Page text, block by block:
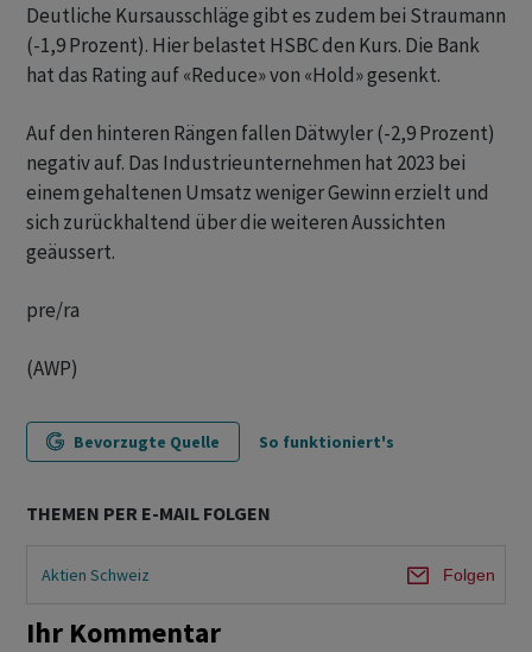
Deutliche Kursausschläge gibt es zudem bei Straumann
(-1,9 Prozent). Hier belastet HSBC den Kurs. Die Bank
hat das Rating auf «Reduce» von «Hold» gesenkt.
Auf den hinteren Rängen fallen Dätwyler (-2,9 Prozent)
negativ auf. Das Industrieunternehmen hat 2023 bei
einem gehaltenen Umsatz weniger Gewinn erzielt und
sich zurückhaltend über die weiteren Aussichten
geäussert.
pre/ra
(AWP)
Bevorzugte Quelle So funktioniert's
THEMEN PER E-MAIL FOLGEN
Aktien Schweiz Folgen
Ihr Kommentar